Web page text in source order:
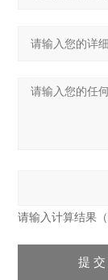
请输入计算结果